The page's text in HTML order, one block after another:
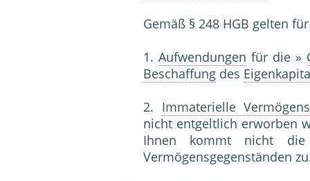
Gemäß § 248 HGB gelten
1. Aufwendungen für die »
Beschaffung des
2. Immaterielle
nicht entgeltlich erworben
Ihnen kommt nicht die
Vermögensgegenständen